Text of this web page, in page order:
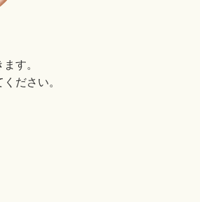
す。
ださい。